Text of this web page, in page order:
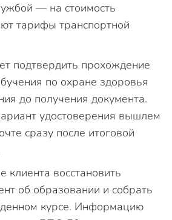
— на стоимость
тарифы транспортной
подтвердить прохождение
по охране здоровья
до получения документа.
удостоверения вышлем
сразу после итоговой
восстановить
об образовании и собрать
курсе. Информацию